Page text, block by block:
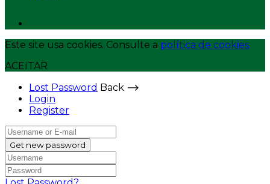
Este site usa cookies. Consulte a política de cookies
ACEITAR
Lost Password Back ⟶
Login
Register
Get new password